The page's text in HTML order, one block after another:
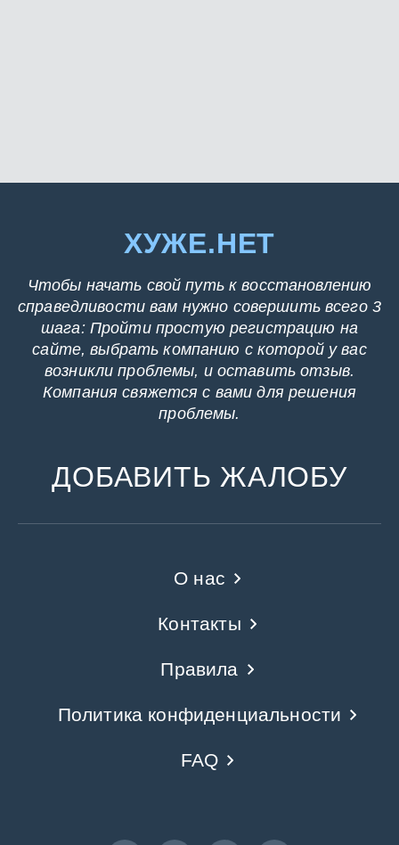
ХУЖЕ.НЕТ
Чтобы начать свой путь к восстановлению
справедливости вам нужно совершить всего 3
шага: Пройти простую регистрацию на
сайте, выбрать компанию с которой у вас
возникли проблемы, и оставить отзыв.
Компания свяжется с вами для решения
проблемы.
ДОБАВИТЬ ЖАЛОБУ
О нас
Контакты
Правила
Политика конфиденциальности
FAQ